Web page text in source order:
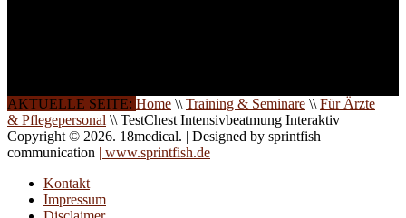
AKTUELLE SEITE: Home \\ Training & Seminare \\ Für Ärzte
& Pflegepersonal \\ TestChest Intensivbeatmung Interaktiv
Copyright © 2026. 18medical. | Designed by sprintfish
communication | www.sprintfish.de
Kontakt
Impressum